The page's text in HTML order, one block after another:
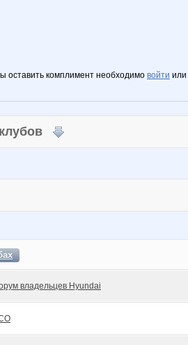
оставить комплимент необходимо войти или
владельцев Hyundai